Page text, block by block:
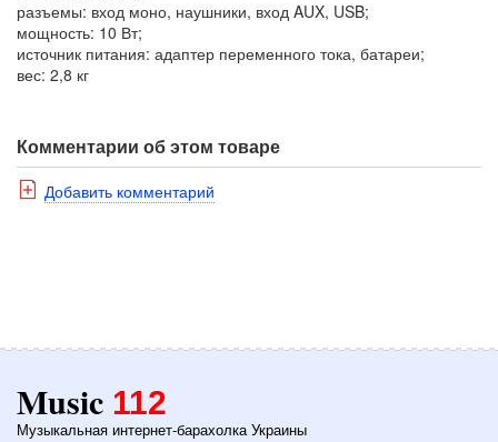
разъемы: вход моно, наушники, вход AUX, USB;
мощность: 10 Вт;
источник питания: адаптер переменного тока, батареи;
вес: 2,8 кг
Комментарии об этом товаре
Добавить комментарий
Music 112
Музыкальная интернет-барахолка Украины